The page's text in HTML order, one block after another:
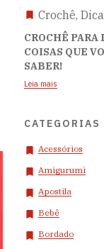
Crochê,
CROCHÊ
COISAS QUE
SABER!
Leia mais
CATEGORIAS
Acessórios
Amigurumi
Apostila
Bebê
Bordado